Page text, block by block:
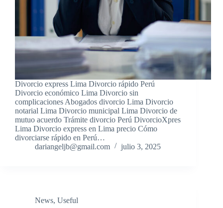
Divorcio express Lima Divorcio rápido Perú
Divorcio económico Lima Divorcio sin
complicaciones Abogados divorcio Lima Divorcio
notarial Lima Divorcio municipal Lima Divorcio de
mutuo acuerdo Trámite divorcio Perú DivorcioXpres
Lima Divorcio express en Lima precio Cómo
divorciarse rápido en Perú…
dariangeljb@gmail.com
julio 3, 2025
News, Useful